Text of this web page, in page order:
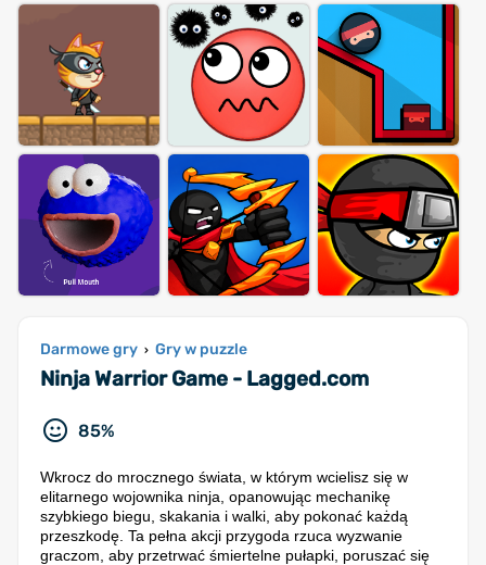
Darmowe gry › Gry w puzzle
Ninja Warrior Game - Lagged.com
85%
Wkrocz do mrocznego świata, w którym wcielisz się w
elitarnego wojownika ninja, opanowując mechanikę
szybkiego biegu, skakania i walki, aby pokonać każdą
przeszkodę. Ta pełna akcji przygoda rzuca wyzwanie
graczom, aby przetrwać śmiertelne pułapki, poruszać się